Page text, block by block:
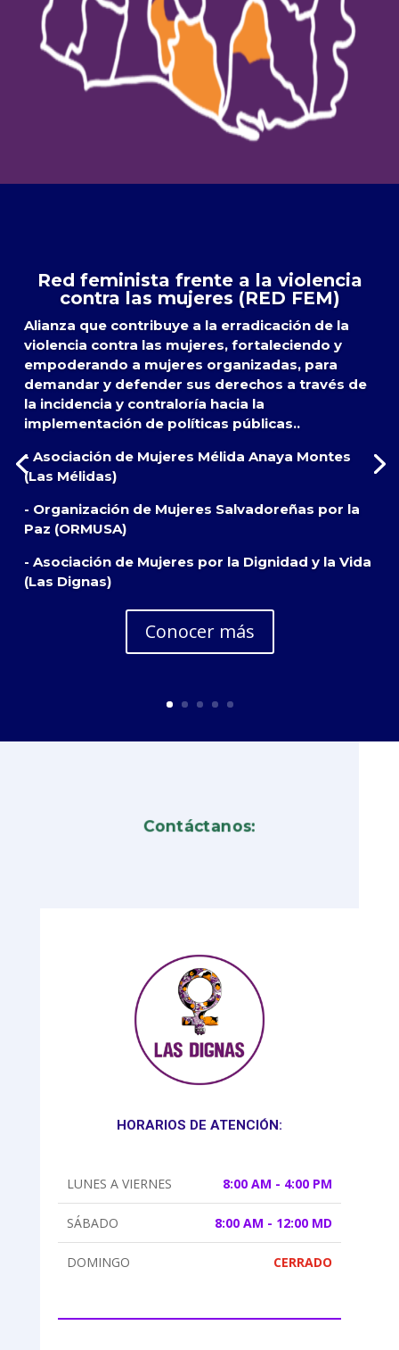
Red feminista frente a la violencia
contra las mujeres (RED FEM)
Alianza que contribuye a la erradicación de la
violencia contra las mujeres, fortaleciendo y
empoderando a mujeres organizadas, para
demandar y defender sus derechos a través de
la incidencia y contraloría hacia la
implementación de políticas públicas..
- Asociación de Mujeres Mélida Anaya Montes
(Las Mélidas)
- Organización de Mujeres Salvadoreñas por la
Paz (ORMUSA)
- Asociación de Mujeres por la Dignidad y la Vida
(Las Dignas)
Conocer más
Contáctanos:
HORARIOS DE ATENCIÓN:
LUNES A VIERNES 8:00 AM - 4:00 PM
SÁBADO 8:00 AM - 12:00 MD
DOMINGO CERRADO